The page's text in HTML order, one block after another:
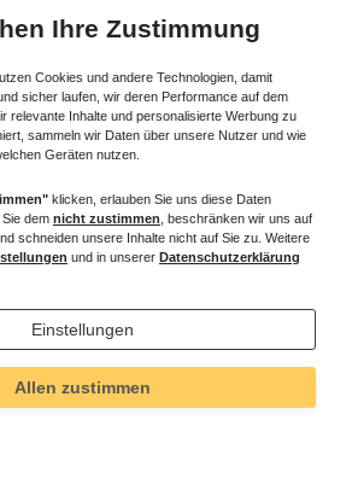
Ihre Zustimmung
Cookies und andere Technologien, damit
sicher laufen, wir deren Performance auf dem
relevante Inhalte und personalisierte Werbung zu
sammeln wir Daten über unsere Nutzer und wie
Geräten nutzen.
klicken, erlauben Sie uns diese Daten
dem nicht zustimmen , beschränken wir uns auf
schneiden unsere Inhalte nicht auf Sie zu. Weitere
und in unserer Datenschutzerklärung
Einstellungen
Allen zustimmen